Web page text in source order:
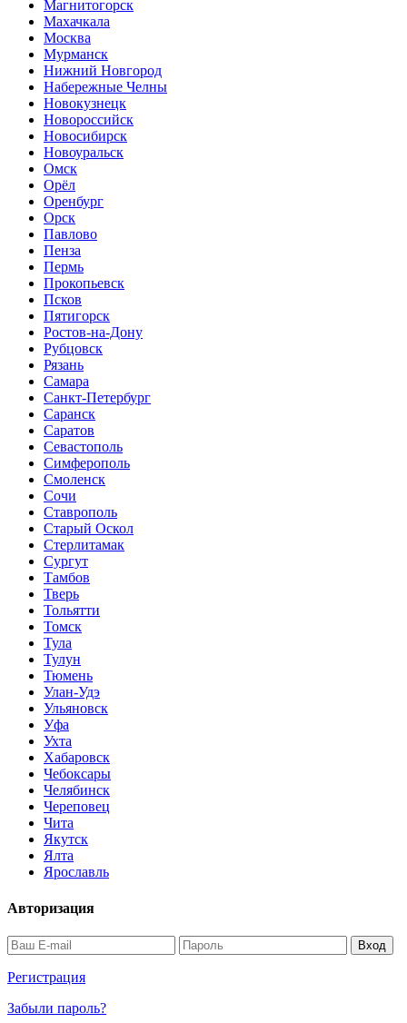
Магнитогорск
Махачкала
Москва
Мурманск
Нижний Новгород
Набережные Челны
Новокузнецк
Новороссийск
Новосибирск
Новоуральск
Омск
Орёл
Оренбург
Орск
Павлово
Пенза
Пермь
Прокопьевск
Псков
Пятигорск
Ростов-на-Дону
Рубцовск
Рязань
Самара
Санкт-Петербург
Саранск
Саратов
Севастополь
Симферополь
Смоленск
Сочи
Ставрополь
Старый Оскол
Стерлитамак
Сургут
Тамбов
Тверь
Тольятти
Томск
Тула
Тулун
Тюмень
Улан-Удэ
Ульяновск
Уфа
Ухта
Хабаровск
Чебоксары
Челябинск
Череповец
Чита
Якутск
Ялта
Ярославль
Авторизация
Регистрация
Забыли пароль?